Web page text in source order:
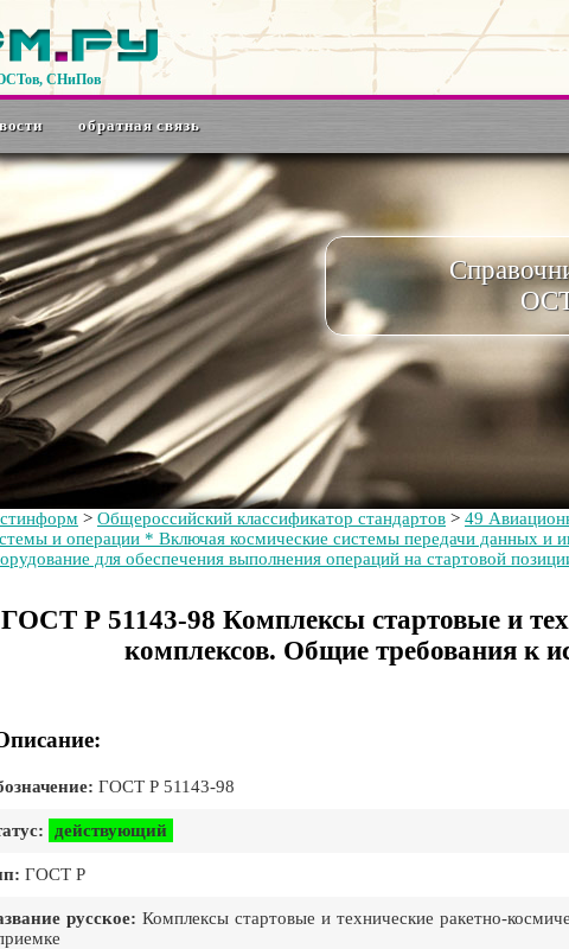
СНиПов
обратная связь
> Общероссийский классификатор стандартов > 49
и операции * Включая космические системы передачи данных и
для обеспечения выполнения операций на стартовой
ГОСТ Р 51143-98 Комплексы стартовые и
комплексов. Общие требования к
ГОСТ Р 51143-98
действующий
ГОСТ Р
русское: Комплексы стартовые и технические ракетно-